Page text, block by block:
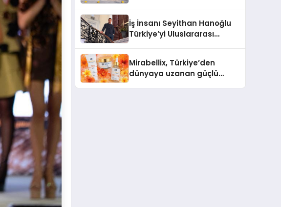
İş İnsanı Seyithan Hanoğlu
Türkiye’yi Uluslararası
Mirabellix, Türkiye’den
dünyaya uzanan güçlü